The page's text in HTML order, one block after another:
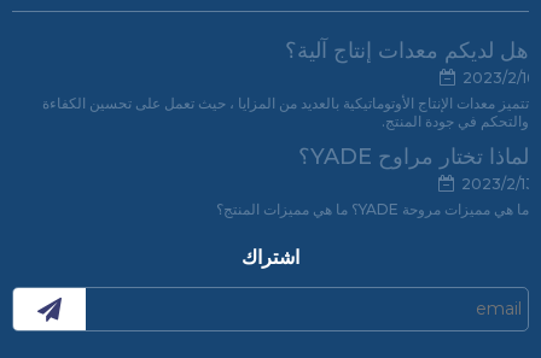
هل لديكم معدات إنتاج آلية؟
2023/2/16
تتميز معدات الإنتاج الأوتوماتيكية بالعديد من المزايا ، حيث تعمل على تحسين الكفاءة
والتحكم في جودة المنتج.
لماذا تختار مراوح YADE؟
2023/2/13
ما هي مميزات مروحة YADE؟ ما هي مميزات المنتج؟
اشتراك